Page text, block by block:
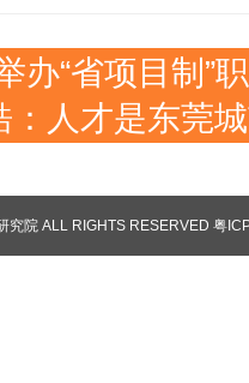
办“省项目制
：人才是东莞
究院 ALL RIGHTS RESERVED 粤